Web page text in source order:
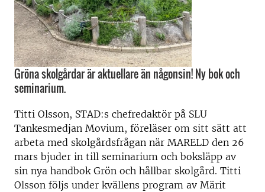
Gröna skolgårdar är aktuellare än någonsin! Ny bok och
seminarium.
Titti Olsson, STAD:s chefredaktör på SLU
Tankesmedjan Movium, föreläser om sitt sätt att
arbeta med skolgårdsfrågan när MARELD den 26
mars bjuder in till seminarium och boksläpp av
sin nya handbok Grön och hållbar skolgård. Titti
Olsson följs under kvällens program av Märit